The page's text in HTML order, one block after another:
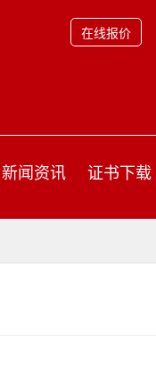
在线报价
新闻资讯
证书下载